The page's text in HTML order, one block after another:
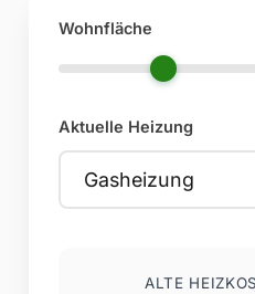
Wohnfläche
Aktuelle Heizung
ALTE